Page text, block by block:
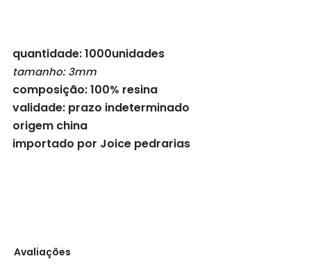
quantidade: 1000unidades
tamanho: 3mm
composição: 100% resina
validade: prazo indeterminado
origem china
importado por Joice pedrarias
Avaliações